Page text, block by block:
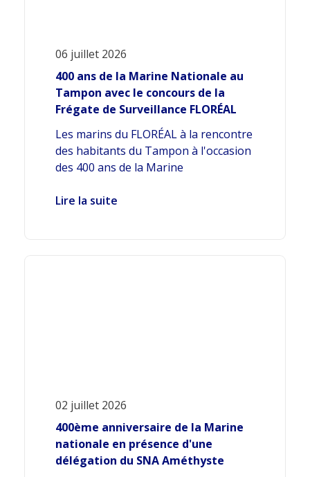
06 juillet 2026
400 ans de la Marine Nationale au
Tampon avec le concours de la
Frégate de Surveillance FLORÉAL
Les marins du FLORÉAL à la rencontre
des habitants du Tampon à l'occasion
des 400 ans de la Marine
Lire la suite
02 juillet 2026
400ème anniversaire de la Marine
nationale en présence d'une
délégation du SNA Améthyste